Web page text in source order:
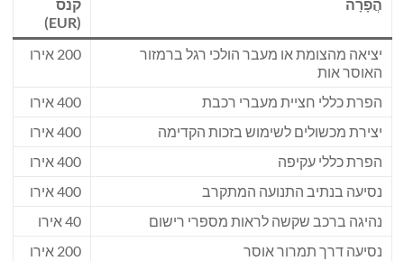
הֲפָרָה
קנס
(EUR)
יציאה מהצומת או מעבר הולכי רגל ברמזור
האוסר אות
200 אירו
הפרת כללי חציית מעברי רכבת
400 אירו
יצירת מכשולים לשימוש בזכות הקדימה
400 אירו
הפרת כללי עקיפה
400 אירו
נסיעה בנתיב התנועה המתקרב
400 אירו
נהיגה ברכב שקשה לראות מספרי רישום
40 אירו
נסיעה דרך תמרור אוסר
200 אירו